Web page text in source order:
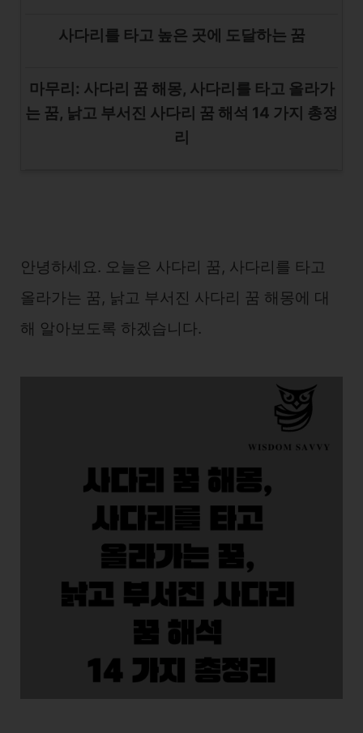
사다리를 타고 높은 곳에 도달하는 꿈
마무리: 사다리 꿈 해몽, 사다리를 타고 올라가
는 꿈, 낡고 부서진 사다리 꿈 해석 14 가지 총정
리
안녕하세요. 오늘은 사다리 꿈, 사다리를 타고
올라가는 꿈, 낡고 부서진 사다리 꿈 해몽에 대
해 알아보도록 하겠습니다.